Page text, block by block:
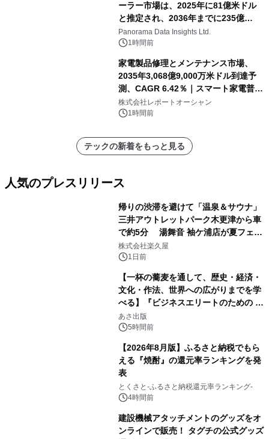
ーラー市場は、2025年に81億米ドル
と推定され、2036年までに235億
8,000万米ドルに達すると予測されて
おり、予測期間（2026年～2036年）
Panorama Data Insights Ltd.
1時間前
家電製品修理とメンテナンス市場、
2035年3,068億9,000万米ドル到達予
測、CAGR 6.42％｜スマート家電普
及・循環型経済・メンテナンス需要拡
大が成長を加速
株式会社レポートオーシャン
1時間前
テックの新着をもっと見る
人気のプレスリリース
帰りの渋滞を避けて「温泉＆サウナ」
三井アウトレットパーク木更津から車
で約5分 湯舞音 袖ケ浦店が夏フェア
メニューを提供
株式会社楽久屋
1日前
【一杯の蕎麦を通して、歴史・経済・
文化・作法、世界への広がりまでを学
べる】『ビジネスエリートのための 教
養としての蕎麦』2026年8月25日
（火）発売
あさ出版
5時間前
【2026年8月版】ふるさと納税でもら
える『焼酎』の還元率ランキングを発
表
とくさと-ふるさと納税還元率ランキング-
4時間前
建設機械アタッチメントのグッズをオ
ンラインで販売！ タグチの公式グッズ